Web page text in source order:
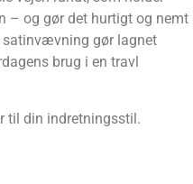
– og gør det hurtigt og nemt
satinvævning gør lagnet
brug i en travl
til din indretningsstil.